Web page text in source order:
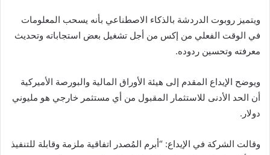
ويتميز روبوت الدردشة بالذكاء الاصطناعي بأنه يسحب المعلومات
في الوقت الفعلي من إكس من أجل تشغيل بعض استجاباته وتحديث
معرفته وتحسين ردوده.
ويوضح الإيداع المقدم إلى هيئة الأوراق المالية والبورصة الأميركية
أن الحد الأدنى للاستثمار المقبول من أي مستثمر خارجي هو مليوني
دولار.
وقالت الشركة في الإيداع: “أبرم المُصدر اتفاقية ملزمة وقابلة للتنفيذ